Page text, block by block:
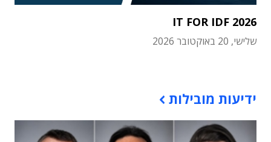
IT FOR IDF 2026
שלישי, 20 באוקטובר 2026
ידיעות מובילות